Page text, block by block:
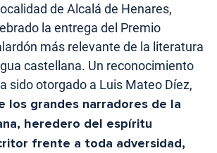
de Alcalá de Henares,
la entrega del Premio
más relevante de la literatura
castellana. Un reconocimiento
sido otorgado a Luis Mateo Díez,
los grandes narradores de la
heredero del espíritu
frente a toda adversidad,